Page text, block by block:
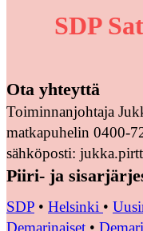
SDP
Ota yhteyttä
Toiminnanjohtaja
matkapuhelin 0400-
sähköposti:
Piiri- ja
SDP • Helsinki •
Demarinaiset •